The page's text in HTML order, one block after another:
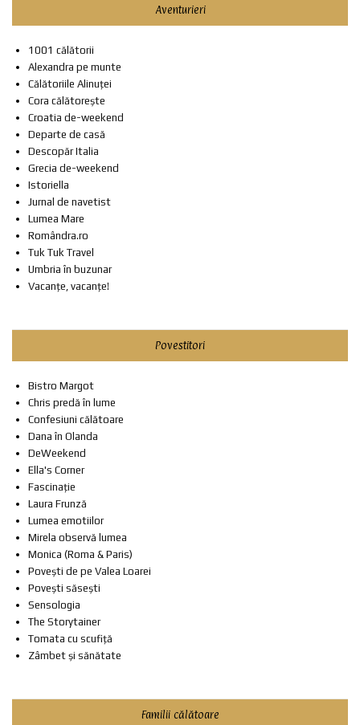
Aventurieri
1001 călătorii
Alexandra pe munte
Călătoriile Alinuței
Cora călătorește
Croatia de-weekend
Departe de casă
Descopăr Italia
Grecia de-weekend
Istoriella
Jurnal de navetist
Lumea Mare
Romândra.ro
Tuk Tuk Travel
Umbria în buzunar
Vacanțe, vacanțe!
Povestitori
Bistro Margot
Chris predă în lume
Confesiuni călătoare
Dana în Olanda
DeWeekend
Ella's Corner
Fascinație
Laura Frunză
Lumea emotiilor
Mirela observă lumea
Monica (Roma & Paris)
Povești de pe Valea Loarei
Povești săsești
Sensologia
The Storytainer
Tomata cu scufiță
Zâmbet și sănătate
Familii călătoare